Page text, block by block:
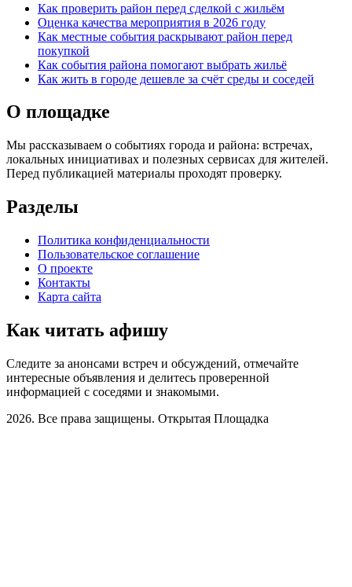
Как проверить район перед сделкой с жильём
Оценка качества мероприятия в 2026 году
Как местные события раскрывают район перед
покупкой
Как события района помогают выбрать жильё
Как жить в городе дешевле за счёт среды и соседей
О площадке
Мы рассказываем о событиях города и района: встречах,
локальных инициативах и полезных сервисах для жителей.
Перед публикацией материалы проходят проверку.
Разделы
Политика конфиденциальности
Пользовательское соглашение
О проекте
Контакты
Карта сайта
Как читать афишу
Следите за анонсами встреч и обсуждений, отмечайте
интересные объявления и делитесь проверенной
информацией с соседями и знакомыми.
2026. Все права защищены. Открытая Площадка